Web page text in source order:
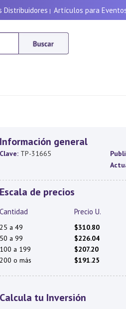
Distribuidores | Artículos para
Información general
Clave: TP-31665
Escala de precios
Cantidad Precio U.
25 a 49
$310.80
50 a 99
$226.04
100 a 199
$207.20
200 o más
$191.25
Calcula tu Inversión